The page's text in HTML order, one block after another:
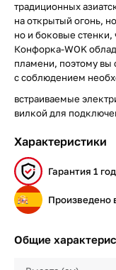
традиционных
на открытый огонь,
но и боковые стенки,
Конфорка-WOK
пламени, поэтому вы
с соблюдением
встраиваемые
вилкой для
Характеристики
Гарантия 1 год
Произведено
Общие